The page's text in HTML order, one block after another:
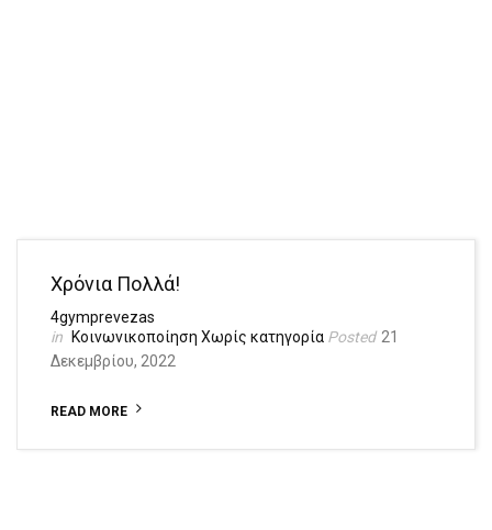
Χρόνια Πολλά!
4gymprevezas
Κοινωνικοποίηση Χωρίς κατηγορία
21
Δεκεμβρίου, 2022
READ MORE